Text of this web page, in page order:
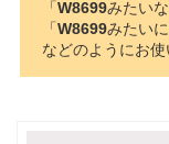
「W8699みたい
「W8699みたい
などのようにお使